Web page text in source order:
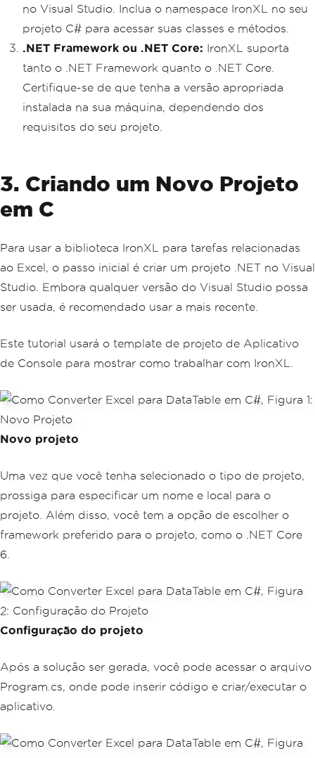
no Visual Studio. Inclua o namespace IronXL no seu
projeto C# para acessar suas classes e métodos.
.NET Framework ou .NET Core: IronXL suporta
tanto o .NET Framework quanto o .NET Core.
Certifique-se de que tenha a versão apropriada
instalada na sua máquina, dependendo dos
requisitos do seu projeto.
3. Criando um Novo Projeto
em C
Para usar a biblioteca IronXL para tarefas relacionadas
ao Excel, o passo inicial é criar um projeto .NET no Visual
Studio. Embora qualquer versão do Visual Studio possa
ser usada, é recomendado usar a mais recente.
Este tutorial usará o template de projeto de Aplicativo
de Console para mostrar como trabalhar com IronXL.
Novo projeto
Uma vez que você tenha selecionado o tipo de projeto,
prossiga para especificar um nome e local para o
projeto. Além disso, você tem a opção de escolher o
framework preferido para o projeto, como o .NET Core
6.
Configuração do projeto
Após a solução ser gerada, você pode acessar o arquivo
Program.cs, onde pode inserir código e criar/executar o
aplicativo.